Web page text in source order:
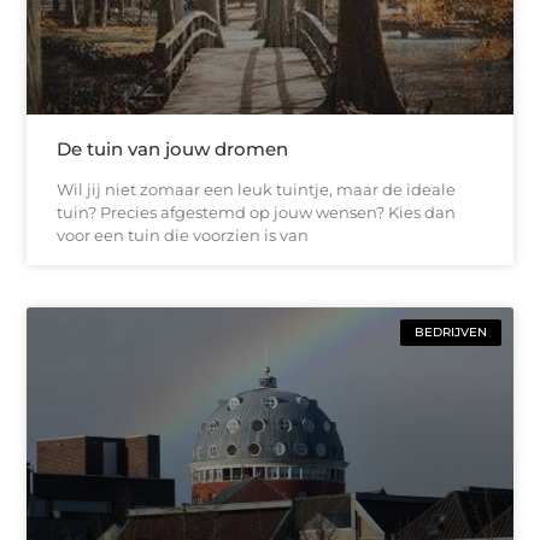
De tuin van jouw dromen
Wil jij niet zomaar een leuk tuintje, maar de ideale
tuin? Precies afgestemd op jouw wensen? Kies dan
voor een tuin die voorzien is van
BEDRIJVEN